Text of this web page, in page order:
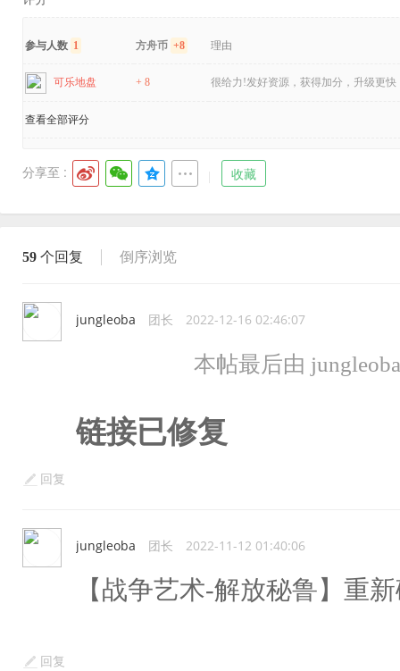
参与人数 1 方舟币 +8 理由
可乐地盘 + 8 很给力!发好资源，获得加分，升级更快
查看全部评分
分享至 : 收藏
59 个回复 倒序浏览
jungleoba 团长 2022-12-16 02:46:07
本帖最后由
链接已修复
回复
jungleoba 团长 2022-11-12 01:40:06
【战争艺术-解放秘鲁】重
回复